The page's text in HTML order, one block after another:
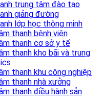
trung tâm đào tạo
giảng đường
lớp học thông minh
thanh bệnh viện
thanh cơ sở y tế
thanh kho bãi và trung
thanh khu công nghiệp
thanh nhà xưởng
thanh điều hành sản